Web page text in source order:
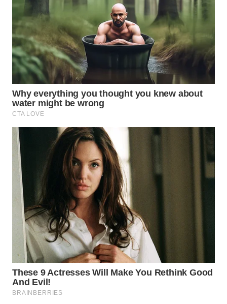
INDRAMAYU
WN
KUNINGAN
WN
MAJALENGKA
SUKABUMI
WN
PURWAKARTA
WN
PRIANGAN
TIMUR
WN
SEMARANG